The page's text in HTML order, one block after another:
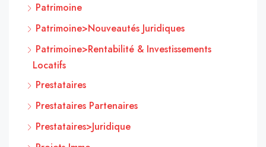
Patrimoine
Patrimoine>Nouveautés Juridiques
Patrimoine>Rentabilité & Investissements
Locatifs
Prestataires
Prestataires Partenaires
Prestataires>Juridique